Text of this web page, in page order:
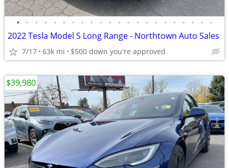
• • • • • • • • • • • • • • • • • • • • • •
2022 Tesla Model S Long Range - Northtown Auto Sales
7/17 63k mi $500 down you're approved
$39,980